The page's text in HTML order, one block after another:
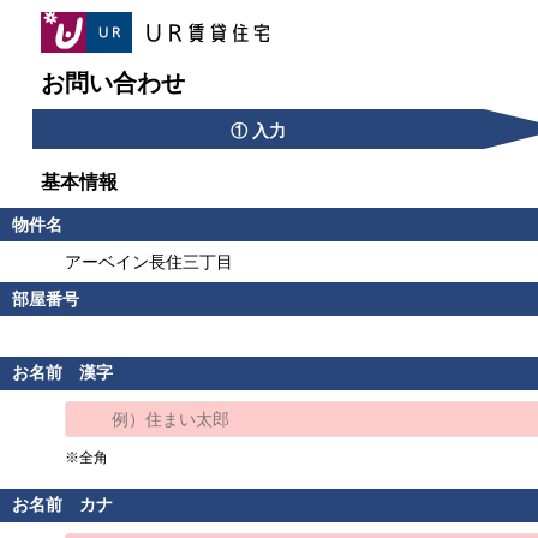
お問い合わせ
① 入力
基本情報
物件名
アーベイン長住三丁目
部屋番号
お名前 漢字
※全角
お名前 カナ